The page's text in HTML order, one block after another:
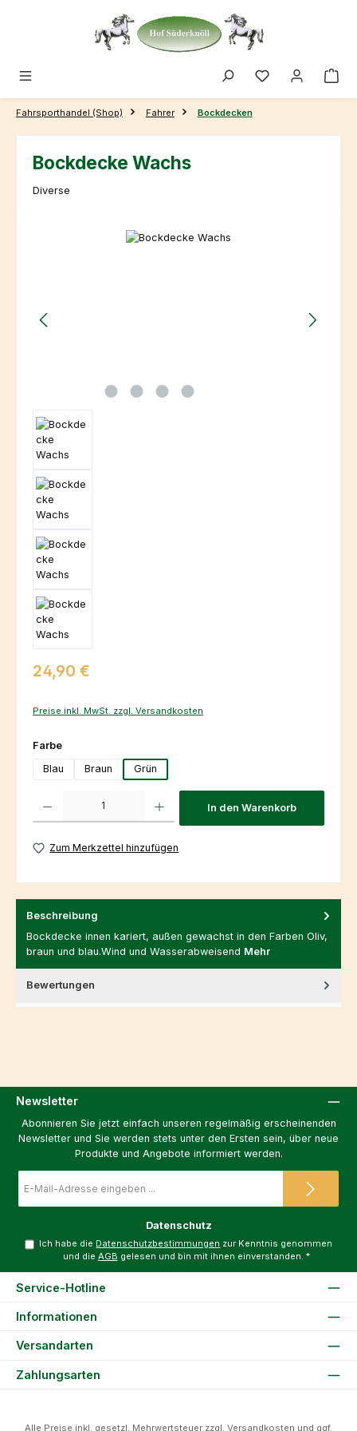
Zum Hauptinhalt springen
Fahrsporthandel (Shop) Fahrer Bockdecken
Bockdecke Wachs
Diverse
Bildergalerie überspringen
Regulärer Preis:
24,90 €
Preise inkl. MwSt. zzgl. Versandkosten
Farbeauswählen
Blau
Braun Grün
Produkt Anzahl: Gib den gewünschten Wert ein oder benutze die
In den Warenkorb
Zum Merkzettel hinzufügen
Beschreibung
Bockdecke innen kariert, außen gewachst in den Farben Oliv,
braun und blau.Wind und Wasserabweisend Mehr
Bewertungen
Newsletter
Abonnieren Sie jetzt einfach unseren regelmäßig erscheinenden
Newsletter und Sie werden stets unter den Ersten sein, über neue
Produkte und Angebote informiert werden.
Mail-
Adresse
Datenschutz
Ich habe die Datenschutzbestimmungen zur Kenntnis genommen
und die AGB gelesen und bin mit ihnen einverstanden. *
Service-Hotline
Informationen
Versandarten
Zahlungsarten
Alle Preise inkl. gesetzl. Mehrwertsteuer zzgl. Versandkosten und ggf.